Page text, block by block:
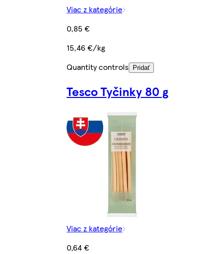
Viac z kategórie
0,85 €
15,46 €/kg
Quantity controls
Pridať
Tesco Tyčinky 80 g
Viac z kategórie
0,64 €